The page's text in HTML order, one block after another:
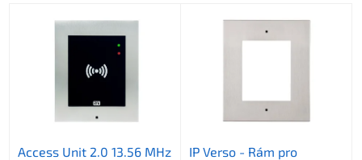
Access Unit 2.0 13.56 MHz
IP Verso - Rám pro